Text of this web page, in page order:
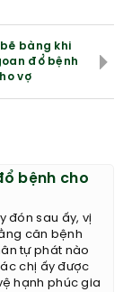
bàng khi
đổ bệnh
vợ
bệnh cho
đón sau ấy, vị
căn bệnh
tự phát nào
chị ấy được
hạnh phúc gia